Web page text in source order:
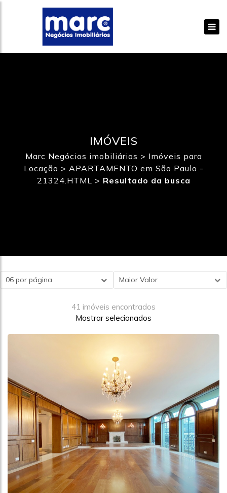
IMÓVEIS
Marc Negócios imobiliários > Imóveis para
Locação > APARTAMENTO em São Paulo -
21324.HTML > Resultado da busca
Maior Valor
06 por página
41 imóveis encontrados
Mostrar selecionados